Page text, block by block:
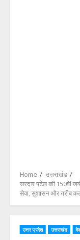
Home
उत्तराखंड
सरदार पटेल की 150वीं
सेवा, सुशासन और ग़रीब
उत्तर प्रदेश उत्तराखंड